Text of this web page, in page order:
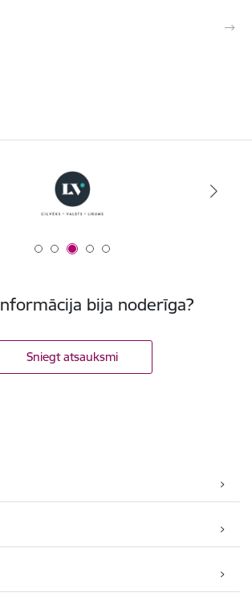
bija noderīga?
Sniegt atsauksmi